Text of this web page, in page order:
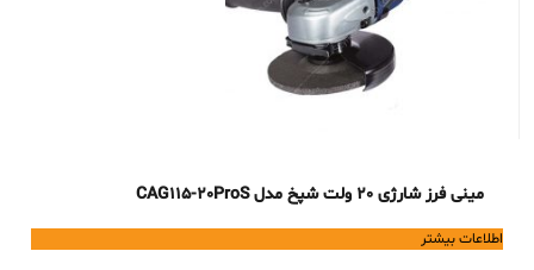
مینی فرز شارژی 20 ولت شپخ مدل CAG115-20ProS
اطلاعات بیشتر